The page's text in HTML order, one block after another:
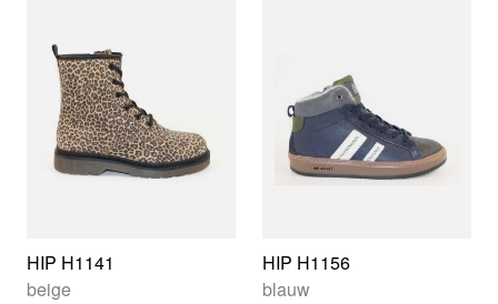
HIP H1141
beige
HIP H1156
blauw